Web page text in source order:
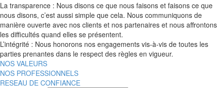
La transparence : Nous disons ce que nous faisons et faisons ce que
nous disons, c’est aussi simple que cela. Nous communiquons de
manière ouverte avec nos clients et nos partenaires et nous affrontons
les difficultés quand elles se présentent.
L’intégrité : Nous honorons nos engagements vis-à-vis de toutes les
parties prenantes dans le respect des règles en vigueur.
NOS VALEURS
NOS PROFESSIONNELS
RESEAU DE CONFIANCE